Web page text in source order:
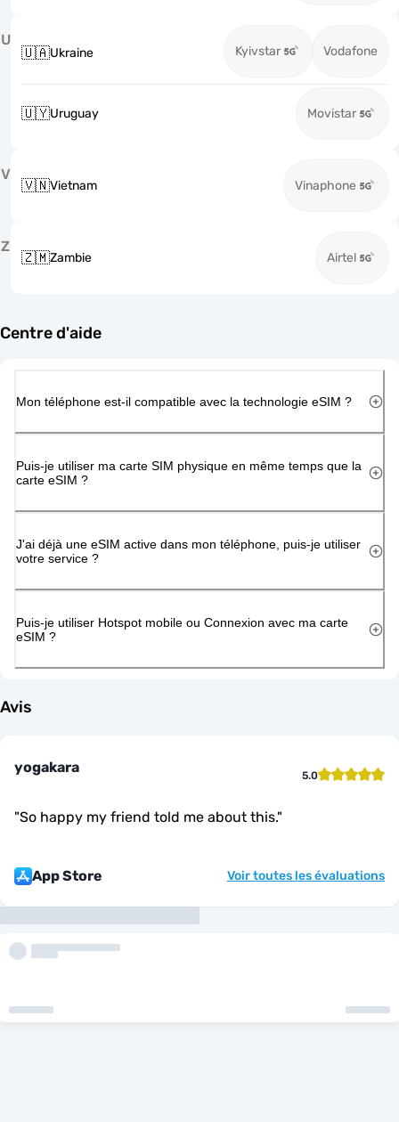
U
🇺🇦Ukraine Kyivstar Vodafone
🇺🇾Uruguay Movistar
V
🇻🇳Vietnam Vinaphone
Z
🇿🇲Zambie Airtel
Centre d'aide
Mon téléphone est-il compatible avec la technologie eSIM ?
Puis-je utiliser ma carte SIM physique en même temps que la
carte eSIM ?
J'ai déjà une eSIM active dans mon téléphone, puis-je utiliser
votre service ?
Puis-je utiliser Hotspot mobile ou Connexion avec ma carte
eSIM ?
Avis
yogakara 5.0
"So happy my friend told me about this."
App Store Voir toutes les évaluations